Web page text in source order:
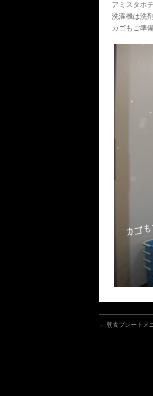
アミスタホ
洗濯機は洗
カゴもご準
← 朝食プレートメ